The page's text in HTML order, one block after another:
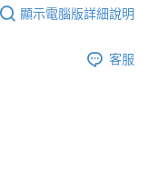
顯示電腦版詳細說明
客服